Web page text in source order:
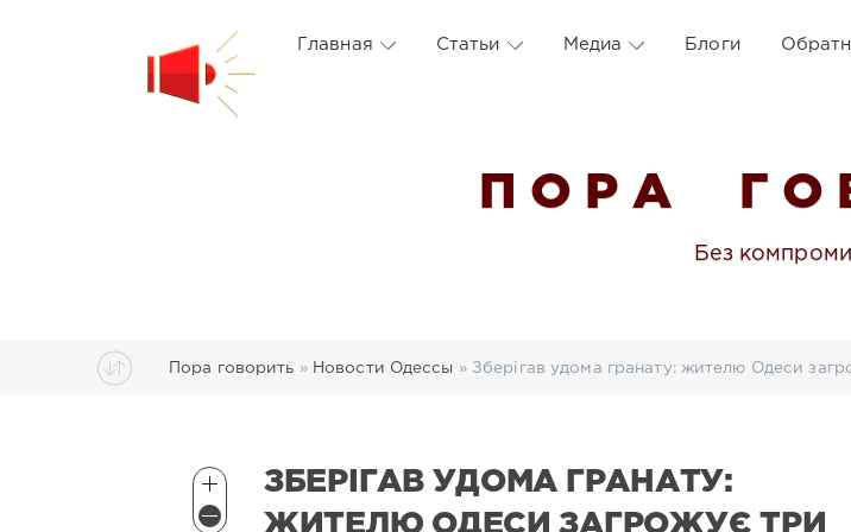
Главная Статьи Медиа Блоги
П О Р А Г О
Без
Пора говорить » Новости Одессы » Зберігав удома гранату: жителю Одеси
ЗБЕРІГАВ УДОМА ГРАНАТУ:
ЖИТЕЛЮ ОДЕСИ ЗАГРОЖУЄ ТРИ